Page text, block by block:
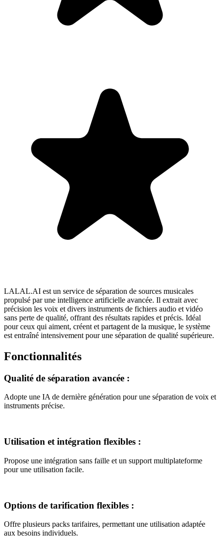
LALAL.AI est un service de séparation de sources musicales
propulsé par une intelligence artificielle avancée. Il extrait avec
précision les voix et divers instruments de fichiers audio et vidéo
sans perte de qualité, offrant des résultats rapides et précis. Idéal
pour ceux qui aiment, créent et partagent de la musique, le système
est entraîné intensivement pour une séparation de qualité supérieure.
Fonctionnalités
Qualité de séparation avancée :
Adopte une IA de dernière génération pour une séparation de voix et
instruments précise.
Utilisation et intégration flexibles :
Propose une intégration sans faille et un support multiplateforme
pour une utilisation facile.
Options de tarification flexibles :
Offre plusieurs packs tarifaires, permettant une utilisation adaptée
aux besoins individuels.